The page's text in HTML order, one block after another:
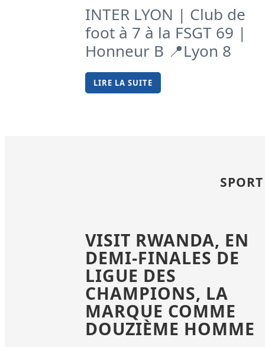
INTER LYON | Club de
foot à 7 à la FSGT 69 |
Honneur B 📍Lyon 8
LIRE LA SUITE
VISIT RWANDA, EN
DEMI-FINALES DE
LIGUE DES
CHAMPIONS, LA
MARQUE COMME
DOUZIÈME HOMME